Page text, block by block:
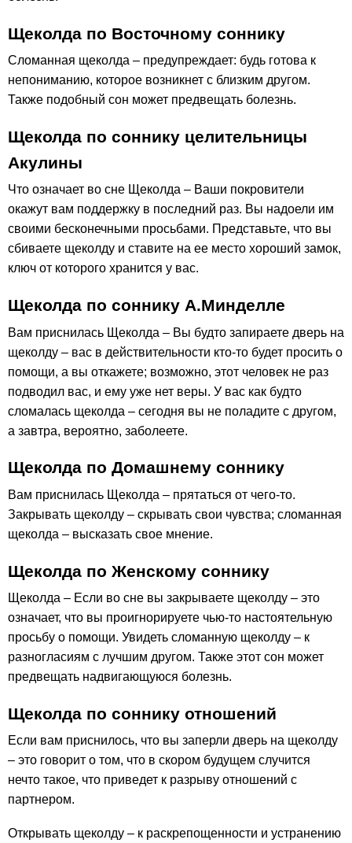
Щеколда по Восточному соннику
Сломанная щеколда – предупреждает: будь готова к
непониманию, которое возникнет с близким другом.
Также подобный сон может предвещать болезнь.
Щеколда по соннику целительницы
Акулины
Что означает во сне Щеколда – Ваши покровители
окажут вам поддержку в последний раз. Вы надоели им
своими бесконечными просьбами. Представьте, что вы
сбиваете щеколду и ставите на ее место хороший замок,
ключ от которого хранится у вас.
Щеколда по соннику А.Минделле
Вам приснилась Щеколда – Вы будто запираете дверь на
щеколду – вас в действительности кто-то будет просить о
помощи, а вы откажете; возможно, этот человек не раз
подводил вас, и ему уже нет веры. У вас как будто
сломалась щеколда – сегодня вы не поладите с другом,
а завтра, вероятно, заболеете.
Щеколда по Домашнему соннику
Вам приснилась Щеколда – прятаться от чего-то.
Закрывать щеколду – скрывать свои чувства; сломанная
щеколда – высказать свое мнение.
Щеколда по Женскому соннику
Щеколда – Если во сне вы закрываете щеколду – это
означает, что вы проигнорируете чью-то настоятельную
просьбу о помощи. Увидеть сломанную щеколду – к
разногласиям с лучшим другом. Также этот сон может
предвещать надвигающуюся болезнь.
Щеколда по соннику отношений
Если вам приснилось, что вы заперли дверь на щеколду
– это говорит о том, что в скором будущем случится
нечто такое, что приведет к разрыву отношений с
партнером.
Открывать щеколду – к раскрепощенности и устранению